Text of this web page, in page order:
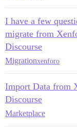
I have a few
migrate from
Discourse
Migrationxenforo
Import Data from
Discourse
Marketplace